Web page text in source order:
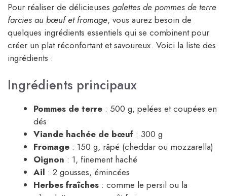
Pour réaliser de délicieuses galettes de pommes de terre
farcies au bœuf et fromage, vous aurez besoin de
quelques ingrédients essentiels qui se combinent pour
créer un plat réconfortant et savoureux. Voici la liste des
ingrédients :
Ingrédients principaux
Pommes de terre : 500 g, pelées et coupées en
dés
Viande hachée de bœuf : 300 g
Fromage : 150 g, râpé (cheddar ou mozzarella)
Oignon : 1, finement haché
Ail : 2 gousses, émincées
Herbes fraîches : comme le persil ou la